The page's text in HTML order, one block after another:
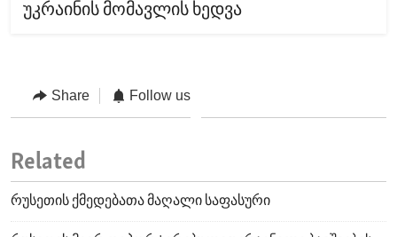
უკრაინის მომავლის ხედვა
Share Follow us
Related
რუსეთის ქმედებათა მაღალი საფასური